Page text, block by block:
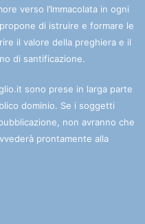
verso l’Immacolata in ogni
di istruire e formare le
il valore della preghiera e il
di santificazione.
sono prese in larga parte
dominio. Se i soggetti
non avranno che
prontamente alla